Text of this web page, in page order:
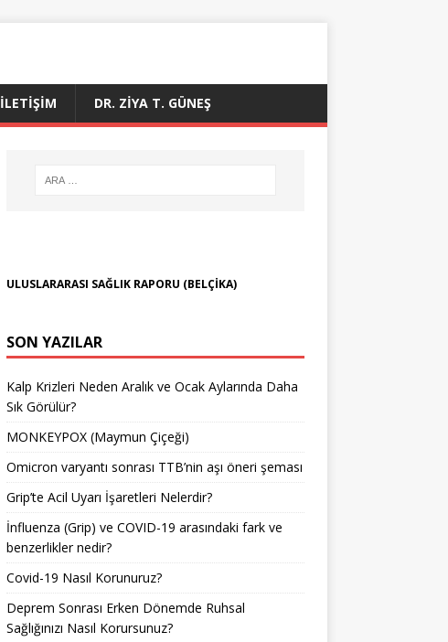
İLETIŞIM DR. ZIYA T. GÜNEŞ
ULUSLARARASI SAĞLIK RAPORU (BELÇİKA)
SON YAZILAR
Kalp Krizleri Neden Aralık ve Ocak Aylarında Daha
Sık Görülür?
MONKEYPOX (Maymun Çiçeği)
Omicron varyantı sonrası TTB’nin aşı öneri şeması
Grip’te Acil Uyarı İşaretleri Nelerdir?
İnfluenza (Grip) ve COVID-19 arasındaki fark ve
benzerlikler nedir?
Covid-19 Nasıl Korunuruz?
Deprem Sonrası Erken Dönemde Ruhsal
Sağlığınızı Nasıl Korursunuz?